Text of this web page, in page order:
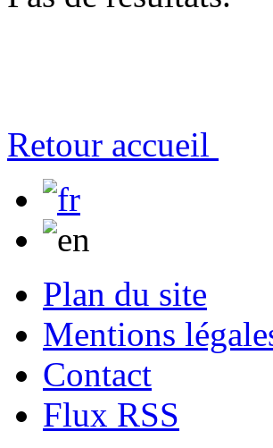
Retour accueil
Plan du site
Mentions
Contact
Flux RSS